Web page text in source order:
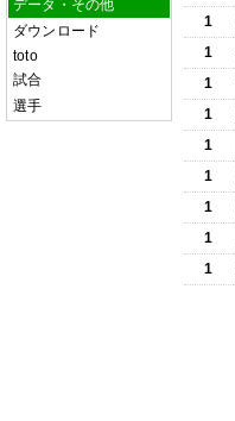
データ・その他
ダウンロード
toto
試合
選手
1
1
1
1
1
1
1
1
1